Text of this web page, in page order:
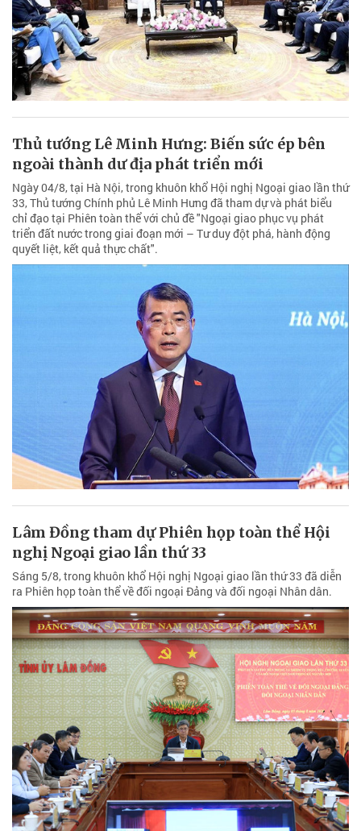
Thủ tướng Lê Minh Hưng: Biến sức ép bên
ngoài thành dư địa phát triển mới
Ngày 04/8, tại Hà Nội, trong khuôn khổ Hội nghị Ngoại giao lần thứ
33, Thủ tướng Chính phủ Lê Minh Hưng đã tham dự và phát biểu
chỉ đạo tại Phiên toàn thể với chủ đề "Ngoại giao phục vụ phát
triển đất nước trong giai đoạn mới – Tư duy đột phá, hành động
quyết liệt, kết quả thực chất".
Lâm Đồng tham dự Phiên họp toàn thể Hội
nghị Ngoại giao lần thứ 33
Sáng 5/8, trong khuôn khổ Hội nghị Ngoại giao lần thứ 33 đã diễn
ra Phiên họp toàn thể về đối ngoại Đảng và đối ngoại Nhân dân.